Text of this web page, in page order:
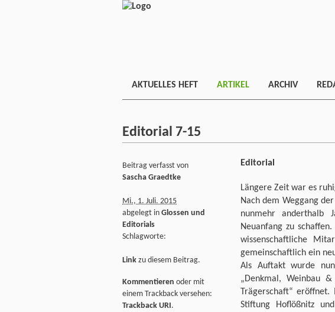
AKTUELLES HEFT ARTIKEL ARCHIV
Editorial 7-15
Editorial
Längere Zeit war es
Nach dem Weggang
nunmehr anderthalb
Neuanfang zu
wissenschaftliche
gemeinschaftlich ein
Als Auftakt wurde
„Denkmal, Weinbau
Trägerschaft“
Stiftung Hoflößnitz
Beitrag verfasst von
Sascha Graedtke
Mi., 1. Juli. 2015
abgelegt in Glossen und
Editorials
Schlagworte:
Link zu diesem Beitrag.
Kommentieren oder mit
einem Trackback versehen:
Trackback URI.